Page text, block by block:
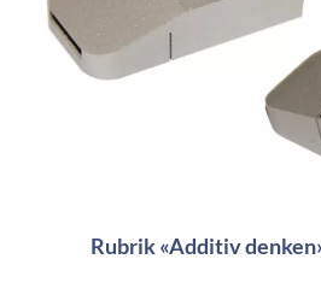
Rubrik «Additiv